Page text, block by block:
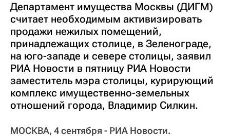
Департамент имущества Москвы (ДИГМ)
считает необходимым активизировать
продажи нежилых помещений,
принадлежащих столице, в Зеленограде,
на юго-западе и севере столицы, заявил
РИА Новости в пятницу РИА Новости
заместитель мэра столицы, курирующий
комплекс имущественно-земельных
отношений города, Владимир Силкин.
МОСКВА, 4 сентября - РИА Новости.